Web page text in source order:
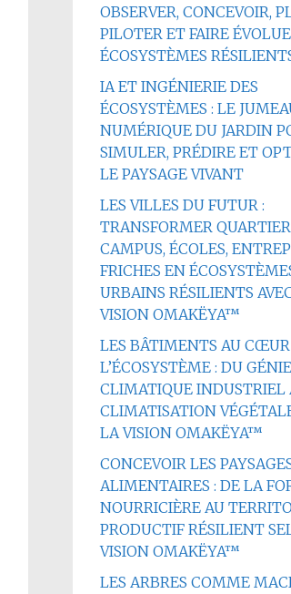
OBSERVER, CONCEVOIR,
PILOTER ET FAIRE
ÉCOSYSTÈMES
IA ET INGÉNIERIE DES
ÉCOSYSTÈMES : LE
NUMÉRIQUE DU JARDIN
SIMULER, PRÉDIRE ET
LE PAYSAGE VIVANT
LES VILLES DU FUTUR :
TRANSFORMER
CAMPUS, ÉCOLES,
FRICHES EN
URBAINS RÉSILIENTS
VISION OMAKËYA™
LES BÂTIMENTS AU
L’ÉCOSYSTÈME : DU GÉNIE
CLIMATIQUE INDUSTRIEL
CLIMATISATION
LA VISION OMAKËYA™
CONCEVOIR LES
ALIMENTAIRES : DE LA
NOURRICIÈRE AU
PRODUCTIF RÉSILIENT
VISION OMAKËYA™
LES ARBRES COMME